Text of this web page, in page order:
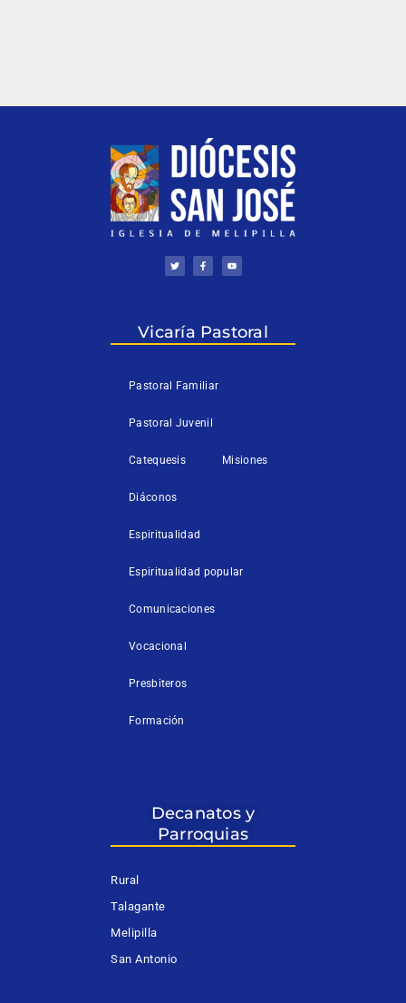
T
w
i
F
a
c
-
f
Y
o
u
Vicaría Pastoral
Pastoral Familiar
Pastoral Juvenil
Catequesis Misiones
Diáconos
Espiritualidad
Espiritualidad popular
Comunicaciones
Vocacional
Presbiteros
Formación
Decanatos y
Parroquias
Rural
Talagante
Melipilla
San Antonio